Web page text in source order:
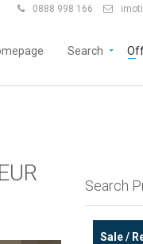
 0888 998 166 
Search
Search
Sale /